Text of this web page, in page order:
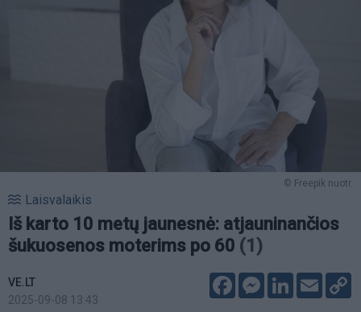
© Freepik nuotr.
Laisvalaikis
Iš karto 10 metų jaunesnė: atjauninančios
šukuosenos moterims po 60 (1)
VE.LT
2025-09-08 13:43
FacebookMessenger
LinkedIn
Email